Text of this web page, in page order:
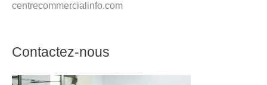
centrecommercialinfo.com
Contactez-nous